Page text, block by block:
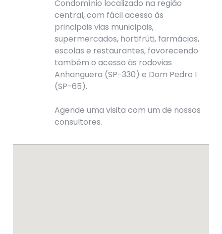
Condomínio localizado na região
central, com fácil acesso às
principais vias municipais,
supermercados, hortifrúti, farmácias,
escolas e restaurantes, favorecendo
também o acesso às rodovias
Anhanguera (SP-330) e Dom Pedro I
(SP-65).
Agende uma visita com um de nossos
consultores.